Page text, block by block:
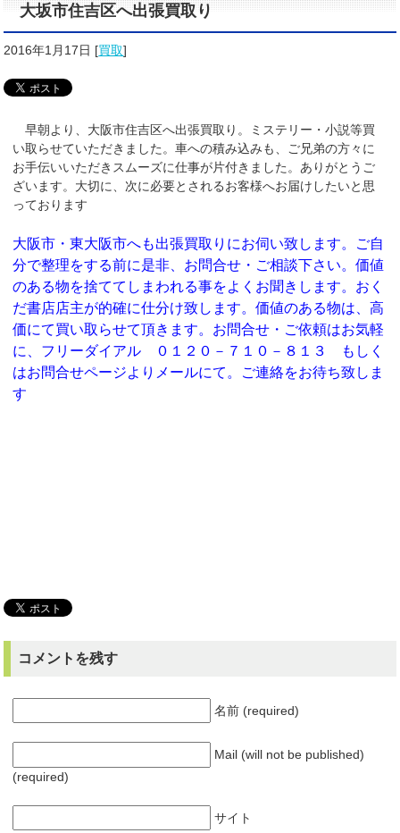
大坂市住吉区へ出張買取り
2016年1月17日 [買取]
早朝より、大阪市住吉区へ出張買取り。ミステリー・小説等買
い取らせていただきました。車への積み込みも、ご兄弟の方々に
お手伝いいただきスムーズに仕事が片付きました。ありがとうご
ざいます。大切に、次に必要とされるお客様へお届けしたいと思
っております
大阪市・東大阪市へも出張買取りにお伺い致します。ご自
分で整理をする前に是非、お問合せ・ご相談下さい。価値
のある物を捨ててしまわれる事をよくお聞きします。おく
だ書店店主が的確に仕分け致します。価値のある物は、高
価にて買い取らせて頂きます。お問合せ・ご依頼はお気軽
に、フリーダイアル ０１２０－７１０－８１３ もしく
はお問合せページよりメールにて。ご連絡をお待ち致しま
す
コメントを残す
名前 (required)
Mail (will not be published)
(required)
サイト